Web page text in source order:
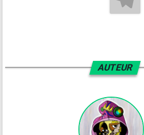
AUTEUR